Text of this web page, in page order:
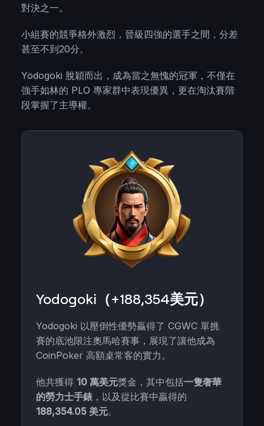
對決之一。
小組賽的競爭格外激烈，晉級四強的選手之間，分差
甚至不到20分。
Yodogoki 脫穎而出，成為當之無愧的冠軍，不僅在
強手如林的 PLO 專家群中表現優異，更在淘汰賽階
段掌握了主導權。
Yodogoki（+188,354美元）
Yodogoki 以壓倒性優勢贏得了 CGWC 單挑
賽的底池限注奧馬哈賽事，展現了讓他成為
CoinPoker 高額桌常客的實力。
他共獲得 10 萬美元獎金，其中包括一隻奢華
的勞力士手錶 ，以及從比賽中贏得的
188,354.05 美元。